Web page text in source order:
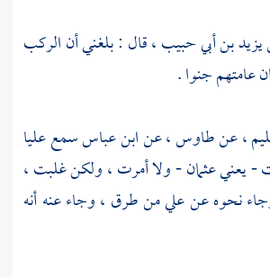
يزيد بن أبي حبيب، قال : بلغني أن الركب
عامتهم جنوا .
، عنطاوس، عن ابن عباسسمععليا
- يعنيعثمان- ولا أمرت ، ولكن غلبت ،
نحوه عنعليمن طرق ، وجاء عنه أنه